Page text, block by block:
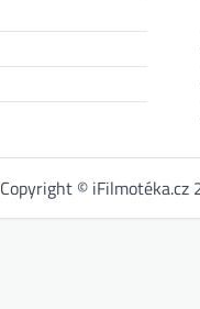
Copyright © iFilmotéka.cz